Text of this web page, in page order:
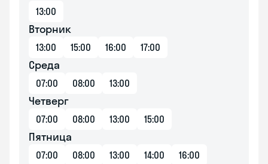
13:00
Вторник
13:00 15:00 16:00 17:00
Среда
07:00 08:00 13:00
Четверг
07:00 08:00 13:00 15:00
Пятница
07:00 08:00 13:00 14:00
16:00